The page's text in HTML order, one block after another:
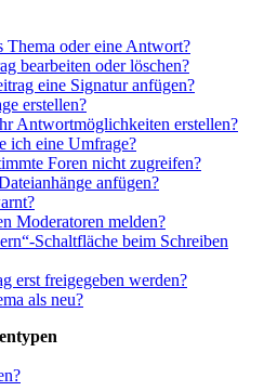
Thema oder eine Antwort?
bearbeiten oder löschen?
eine Signatur anfügen?
erstellen?
Antwortmöglichkeiten erstellen?
ich eine Umfrage?
Foren nicht zugreifen?
anfügen?
Moderatoren melden?
Schaltfläche beim Schreiben
erst freigegeben werden?
als neu?